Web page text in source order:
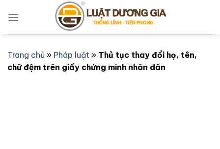
qua
Trang chủ » Pháp luật » Thủ tục thay đổi họ, tên,
chữ đệm trên giấy chứng minh nhân dân